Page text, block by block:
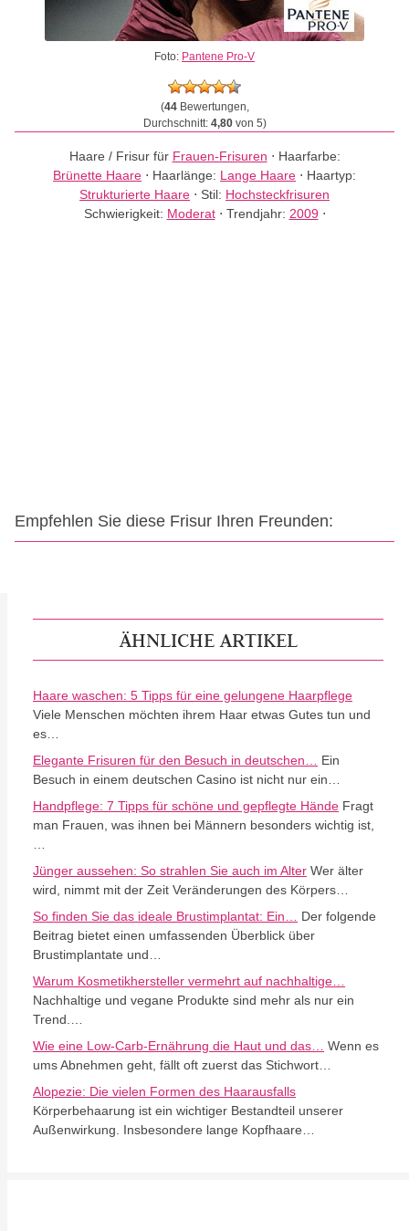
Foto: Pantene Pro-V
(44Bewertungen,
Durchschnitt: 4,80von 5)
Haare / Frisur für Frauen-Frisuren ⋅ Haarfarbe:
Brünette Haare ⋅ Haarlänge: Lange Haare ⋅ Haartyp:
Strukturierte Haare ⋅ Stil: Hochsteckfrisuren
Schwierigkeit: Moderat⋅ Trendjahr: 2009 ⋅
Empfehlen Sie diese Frisur Ihren Freunden:
ÄHNLICHE ARTIKEL
Haare waschen: 5 Tipps für eine gelungene Haarpflege
Viele Menschen möchten ihrem Haar etwas Gutes tun und
es…
Elegante Frisuren für den Besuch in deutschen…
Ein
Besuch in einem deutschen Casino ist nicht nur ein…
Handpflege: 7 Tipps für schöne und gepflegte Hände Fragt
man Frauen, was ihnen bei Männern besonders wichtig ist,
Jünger aussehen: So strahlen Sie auch im Alter Wer älter
wird, nimmt mit der Zeit Veränderungen des Körpers…
So finden Sie das ideale Brustimplantat: Ein…
Der folgende
Beitrag bietet einen umfassenden Überblick über
Brustimplantate und…
Warum Kosmetikhersteller vermehrt auf nachhaltige…
Nachhaltige und vegane Produkte sind mehr als nur ein
Trend.…
Wie eine Low-Carb-Ernährung die Haut und das…
Wenn es
ums Abnehmen geht, fällt oft zuerst das Stichwort…
Alopezie: Die vielen Formen des Haarausfalls
Körperbehaarung ist ein wichtiger Bestandteil unserer
Außenwirkung. Insbesondere lange Kopfhaare…